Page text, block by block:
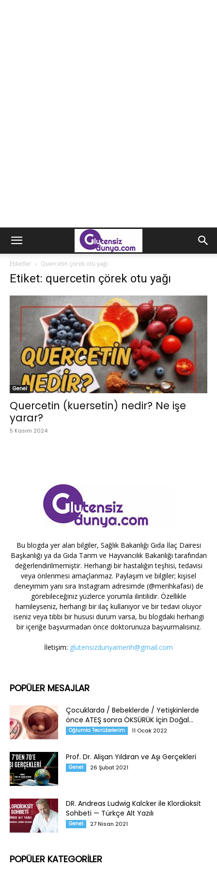
Etiketler Quercetin çörek otu yağı
Etiket: quercetin çörek otu yağı
Genel
Quercetin (kuersetin) nedir? Ne işe
yarar?
5 Kasım 2024
Bu blogda yer alan bilgiler, Sağlık Bakanlığı Gıda İlaç Dairesi
Başkanlığı ya da Gıda Tarım ve Hayvancılık Bakanlığı tarafından
değerlendirilmemiştir. Herhangi bir hastalığın teşhisi, tedavisi
veya önlenmesi amaçlanmaz. Paylaşım ve bilgiler; kişisel
deneyimim yanı sıra Instagram adresimde (@merihkafasi) de
görebileceğiniz yüzlerce yorumla ilintilidir. Özellikle
hamileyseniz, herhangi bir ilaç kullanıyor ve bir tedavi oluyor
iseniz veya tıbbi bir hususi durum varsa, bu blogdaki herhangi
bir içeriğe başvurmadan önce doktorunuza başvurmalısınız.
İletişim: glutensizdunyamerih@gmail.com
POPÜLER MESAJLAR
Çocuklarda / Bebeklerde / Yetişkinlerde
önce ATEŞ sonra ÖKSÜRÜK İçin Doğal...
Oğlumla Tecrübelerim 11 Ocak 2022
Prof. Dr. Alişan Yıldıran ve Aşı Gerçekleri
Genel 26 Şubat 2021
DR. Andreas Ludwig Kalcker ile Klordioksit
Sohbeti — Türkçe Alt Yazılı
Genel 27 Nisan 2021
POPÜLER KATEGORİLER